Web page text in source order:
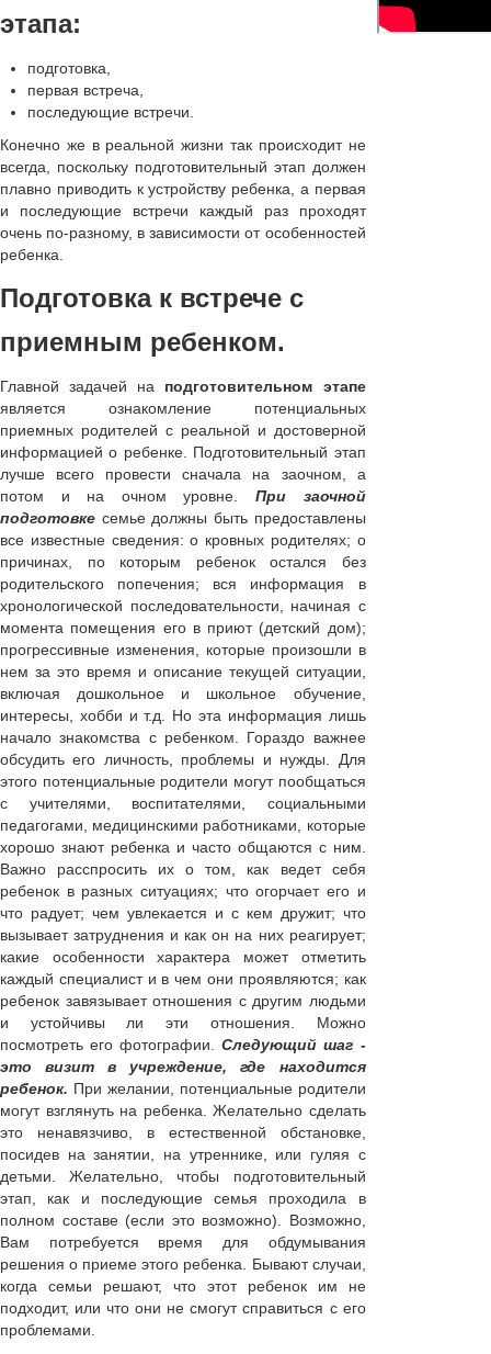
этапа:
подготовка,
первая встреча,
последующие встречи.
Конечно же в реальной жизни так происходит не
всегда, поскольку подготовительный этап должен
плавно приводить к устройству ребенка, а первая
и последующие встречи каждый раз проходят
очень по-разному, в зависимости от особенностей
ребенка.
Подготовка к встрече с
приемным ребенком.
Главной задачей на подготовительном этапе
является ознакомление потенциальных
приемных родителей с реальной и достоверной
информацией о ребенке. Подготовительный этап
лучше всего провести сначала на заочном, а
потом и на очном уровне.При заочной
подготовке семье должны быть предоставлены
все известные сведения: о кровных родителях; о
причинах, по которым ребенок остался без
родительского попечения; вся информация в
хронологической последовательности, начиная с
момента помещения его в приют (детский дом);
прогрессивные изменения, которые произошли в
нем за это время и описание текущей ситуации,
включая дошкольное и школьное обучение,
интересы, хобби и т.д. Но эта информация лишь
начало знакомства с ребенком. Гораздо важнее
обсудить его личность, проблемы и нужды. Для
этого потенциальные родители могут пообщаться
с учителями, воспитателями, социальными
педагогами, медицинскими работниками, которые
хорошо знают ребенка и часто общаются с ним.
Важно расспросить их о том, как ведет себя
ребенок в разных ситуациях; что огорчает его и
что радует; чем увлекается и с кем дружит; что
вызывает затруднения и как он на них реагирует;
какие особенности характера может отметить
каждый специалист и в чем они проявляются; как
ребенок завязывает отношения с другим людьми
и устойчивы ли эти отношения. Можно
посмотреть его фотографии.Следующий шаг -
это визит в учреждение, где находится
ребенок. При желании, потенциальные родители
могут взглянуть на ребенка. Желательно сделать
это ненавязчиво, в естественной обстановке,
посидев на занятии, на утреннике, или гуляя с
детьми. Желательно, чтобы подготовительный
этап, как и последующие семья проходила в
полном составе (если это возможно). Возможно,
Вам потребуется время для обдумывания
решения о приеме этого ребенка. Бывают случаи,
когда семьи решают, что этот ребенок им не
подходит, или что они не смогут справиться с его
проблемами.